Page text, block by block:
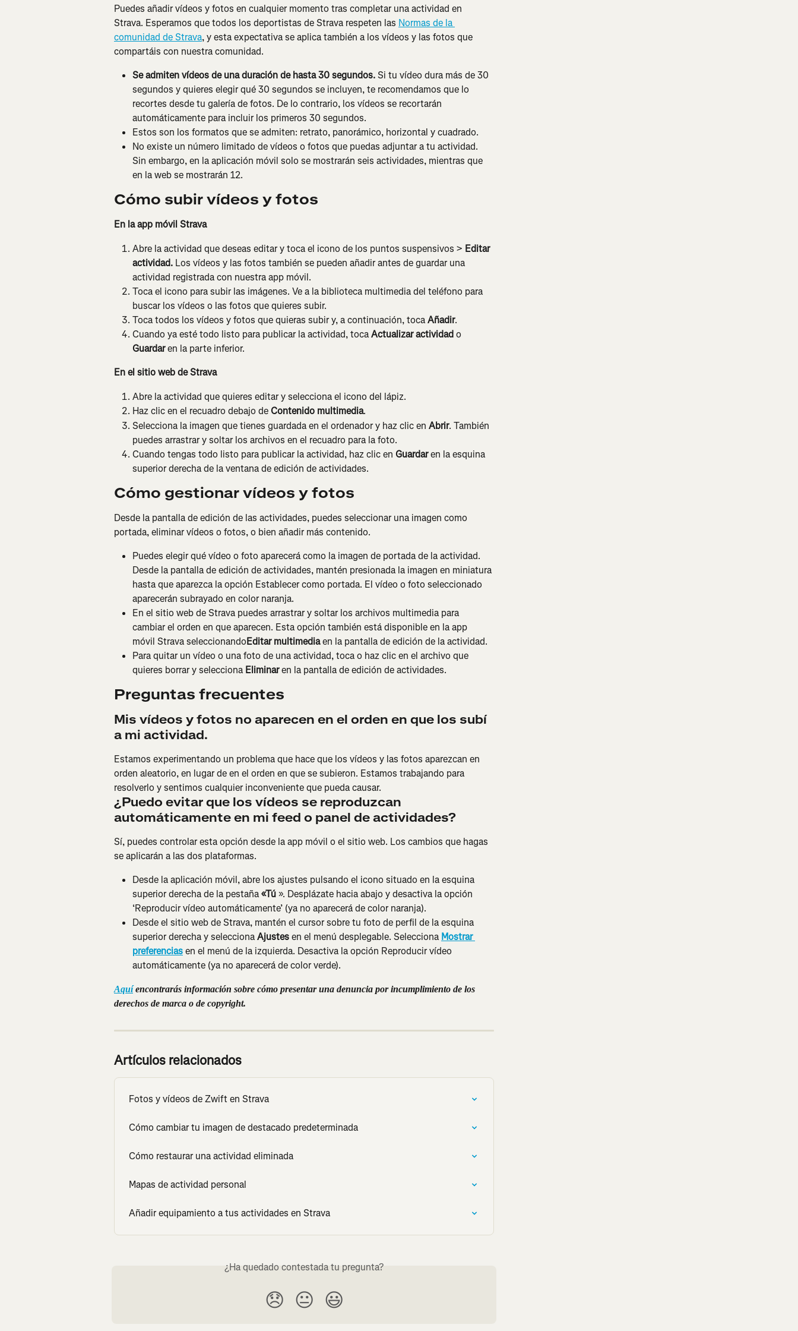
Puedes añadir vídeos y fotos en cualquier momento tras completar una actividad en
Strava. Esperamos que todos los deportistas de Strava respeten las Normas de la
comunidad de Strava, y esta expectativa se aplica también a los vídeos y las fotos que
compartáis con nuestra comunidad.
Se admiten vídeos de una duración de hasta 30 segundos. Si tu vídeo dura más de 30
segundos y quieres elegir qué 30 segundos se incluyen, te recomendamos que lo
recortes desde tu galería de fotos. De lo contrario, los vídeos se recortarán
automáticamente para incluir los primeros 30 segundos.
Estos son los formatos que se admiten: retrato, panorámico, horizontal y cuadrado.
No existe un número limitado de vídeos o fotos que puedas adjuntar a tu actividad.
Sin embargo, en la aplicación móvil solo se mostrarán seis actividades, mientras que
en la web se mostrarán 12.
Cómo subir vídeos y fotos
En la app móvil Strava
Abre la actividad que deseas editar y toca el icono de los puntos suspensivos > Editar
actividad. Los vídeos y las fotos también se pueden añadir antes de guardar una
actividad registrada con nuestra app móvil.
Toca el icono para subir las imágenes. Ve a la biblioteca multimedia del teléfono para
buscar los vídeos o las fotos que quieres subir.
Toca todos los vídeos y fotos que quieras subir y, a continuación, toca Añadir.
Cuando ya esté todo listo para publicar la actividad, toca Actualizar actividad o
Guardar en la parte inferior.
En el sitio web de Strava
Abre la actividad que quieres editar y selecciona el icono del lápiz.
Haz clic en el recuadro debajo de Contenido multimedia.
Selecciona la imagen que tienes guardada en el ordenador y haz clic en Abrir. También
puedes arrastrar y soltar los archivos en el recuadro para la foto.
Cuando tengas todo listo para publicar la actividad, haz clic en Guardar en la esquina
superior derecha de la ventana de edición de actividades.
Cómo gestionar vídeos y fotos
Desde la pantalla de edición de las actividades, puedes seleccionar una imagen como
portada, eliminar vídeos o fotos, o bien añadir más contenido.
Puedes elegir qué vídeo o foto aparecerá como la imagen de portada de la actividad.
Desde la pantalla de edición de actividades, mantén presionada la imagen en miniatura
hasta que aparezca la opción Establecer como portada. El vídeo o foto seleccionado
aparecerán subrayado en color naranja.
En el sitio web de Strava puedes arrastrar y soltar los archivos multimedia para
cambiar el orden en que aparecen. Esta opción también está disponible en la app
móvil Strava seleccionandoEditar multimedia en la pantalla de edición de la actividad.
Para quitar un vídeo o una foto de una actividad, toca o haz clic en el archivo que
quieres borrar y selecciona Eliminar en la pantalla de edición de actividades.
Preguntas frecuentes
Mis vídeos y fotos no aparecen en el orden en que los subí
a mi actividad.
Estamos experimentando un problema que hace que los vídeos y las fotos aparezcan en
orden aleatorio, en lugar de en el orden en que se subieron. Estamos trabajando para
resolverlo y sentimos cualquier inconveniente que pueda causar.
¿Puedo evitar que los vídeos se reproduzcan
automáticamente en mi feed o panel de actividades?
Sí, puedes controlar esta opción desde la app móvil o el sitio web. Los cambios que hagas
se aplicarán a las dos plataformas.
Desde la aplicación móvil, abre los ajustes pulsando el icono situado en la esquina
superior derecha de la pestaña «Tú ». Desplázate hacia abajo y desactiva la opción
‘Reproducir vídeo automáticamente’ (ya no aparecerá de color naranja).
Desde el sitio web de Strava, mantén el cursor sobre tu foto de perfil de la esquina
superior derecha y selecciona Ajustes en el menú desplegable. Selecciona Mostrar
preferencias en el menú de la izquierda. Desactiva la opción Reproducir vídeo
automáticamente (ya no aparecerá de color verde).
Aquí encontrarás información sobre cómo presentar una denuncia por incumplimiento de los
derechos de marca o de copyright.
Artículos relacionados
Fotos y vídeos de Zwift en Strava
Cómo cambiar tu imagen de destacado predeterminada
Cómo restaurar una actividad eliminada
Mapas de actividad personal
Añadir equipamiento a tus actividades en Strava
¿Ha quedado contestada tu pregunta?
😞 😐 😃